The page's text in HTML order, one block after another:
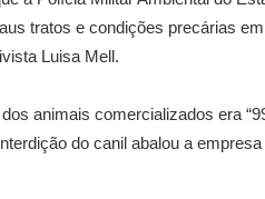
tratos e condições precárias
Luisa Mell.
animais comercializados era
do canil abalou a